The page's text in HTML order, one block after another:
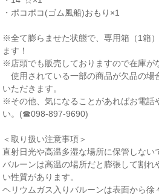
・ポコポコ(ゴム風船)おもり×1
※全て膨らませた状態で、専用箱（1箱
ます！
※店頭でも販売しておりますので在庫が
使用されている一部の商品が欠品の場
いただきます。
※その他、気になることがあればお電話
い。(☎098-897-9690)
＜取り扱い注意事項＞
直射日光や高温多湿な場所に保管しない
バルーンは高温の場所だと膨張して割れ
い性質があります。
ヘリウムガス入りバルーンは表面から徐